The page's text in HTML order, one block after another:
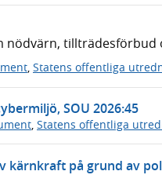
nödvärn,
, Statens offentliga
SOU 2026:45
, Statens offentliga
kärnkraft på grund av